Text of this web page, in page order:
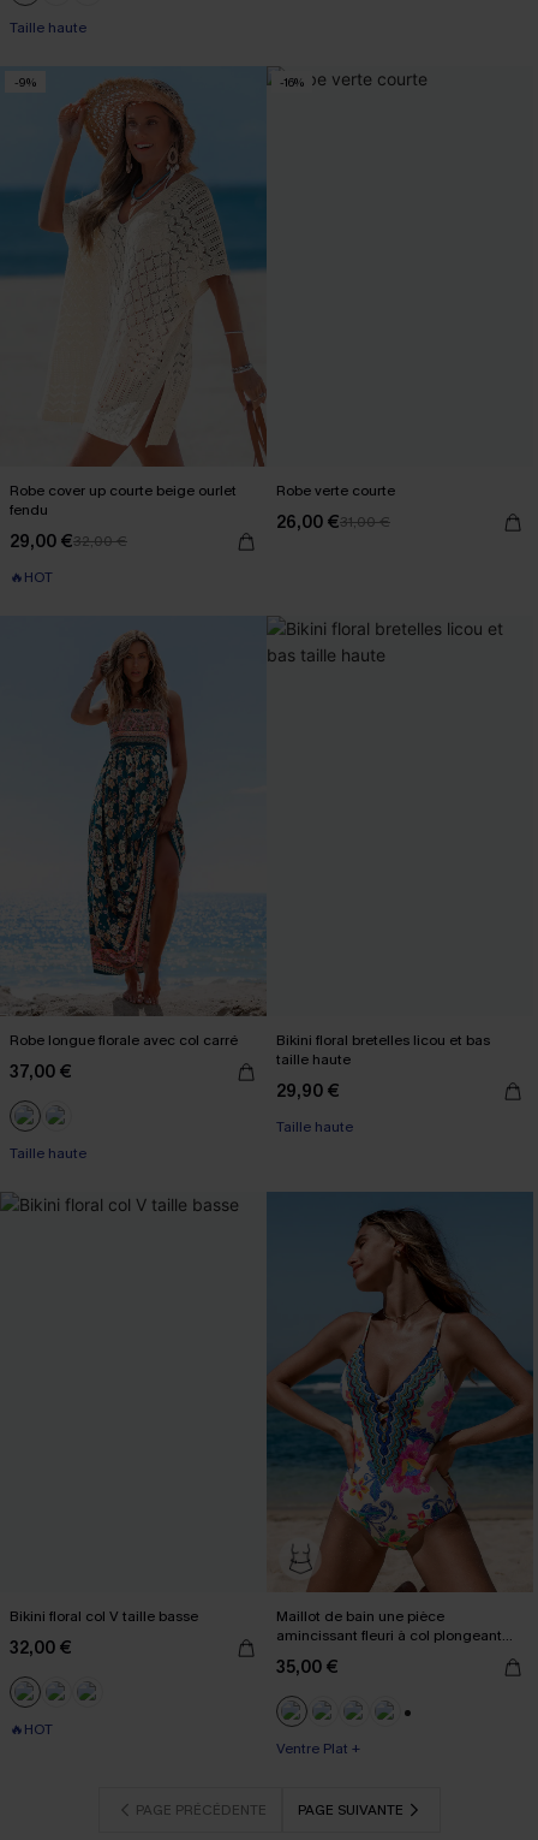
Taille haute
-9%
Robe cover up courte beige ourlet
fendu
29,00 €32,00 €
🔥HOT
-16%
Robe verte courte
26,00 €31,00 €
Robe longue florale avec col carré
37,00 €
Taille haute
Bikini floral bretelles licou et bas
taille haute
29,90 €
Taille haute
Bikini floral col V taille basse
32,00 €
🔥HOT
Maillot de bain une pièce
amincissant fleuri à col plongeant
35,00 €
Ventre Plat +
PAGE PRÉCÉDENTE PAGE SUIVANTE